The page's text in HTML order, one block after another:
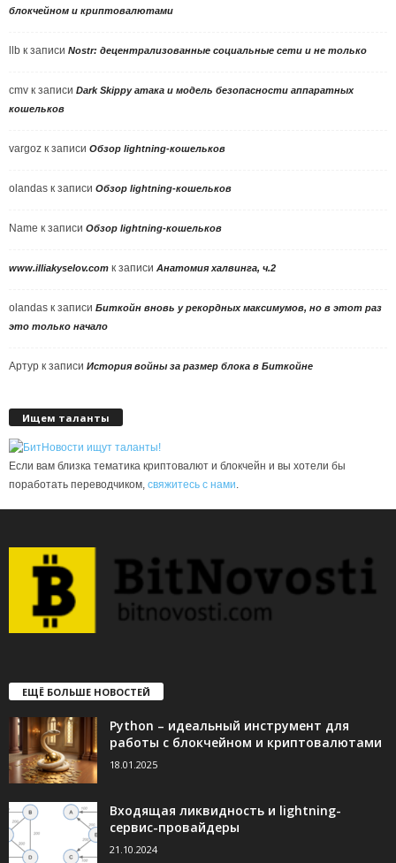
блокчейном и криптовалютами
llb к записи Nostr: децентрализованные социальные сети и не только
cmv к записи Dark Skippy атака и модель безопасности аппаратных
кошельков
vargoz к записи Обзор lightning-кошельков
olandas к записи Обзор lightning-кошельков
Name к записи Обзор lightning-кошельков
www.illiakyselov.com к записи Анатомия халвинга, ч.2
olandas к записи Биткойн вновь у рекордных максимумов, но в этот раз
это только начало
Артур к записи История войны за размер блока в Биткойне
Ищем таланты
Если вам близка тематика криптовалют и блокчейн и вы хотели бы
поработать переводчиком, свяжитесь с нами.
ЕЩЁ БОЛЬШЕ НОВОСТЕЙ
Python – идеальный инструмент для
работы с блокчейном и криптовалютами
18.01.2025
Входящая ликвидность и lightning-
сервис-провайдеры
21.10.2024